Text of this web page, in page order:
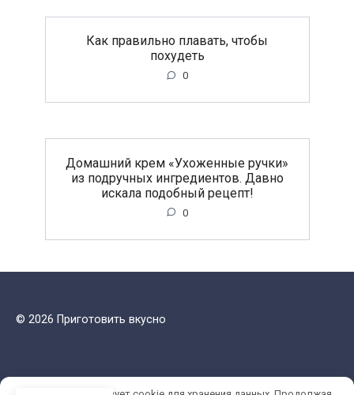
Как правильно плавать, чтобы
похудеть
0
Домашний крем «Ухоженные ручки»
из подручных ингредиентов. Давно
искала подобный рецепт!
0
© 2026 Приготовить вкусно